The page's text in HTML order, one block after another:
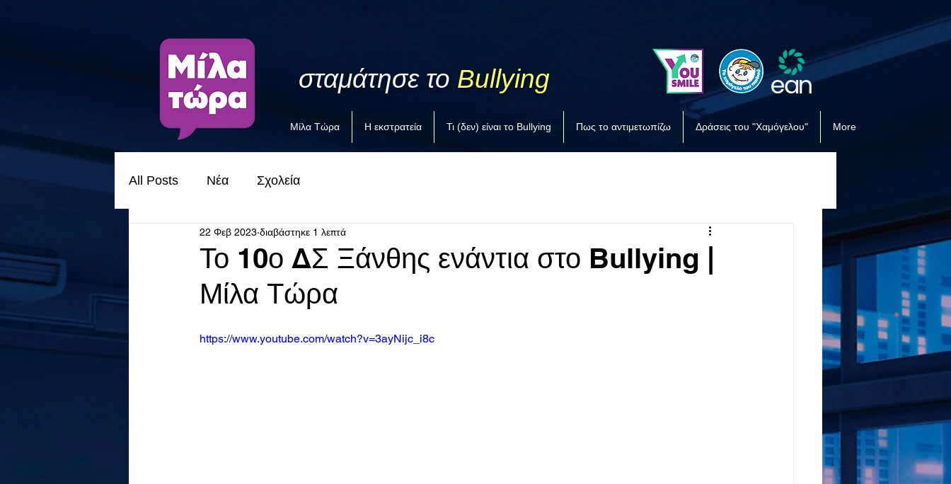
σταμάτησε το Bullying
Μίλα Τώρα Η εκστρατεία Τι (δεν) είναι το Bullying Πως το αντιμετωπίζω Δράσεις του "Χαμόγελου" More
All Posts Νέα Σχολεία
Το 10ο ΔΣ Ξάνθης ενάντια στο Bullying |
Μίλα Τώρα
22 Φεβ 2023 διαβάστηκε 1 λεπτά
https://www.youtube.com/watch?v=3ayNijc_i8c